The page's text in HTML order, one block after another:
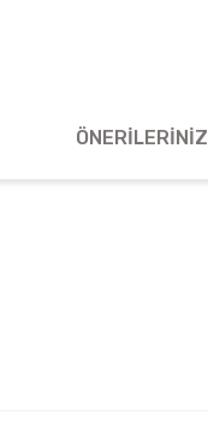
ÖNERILERINIZ